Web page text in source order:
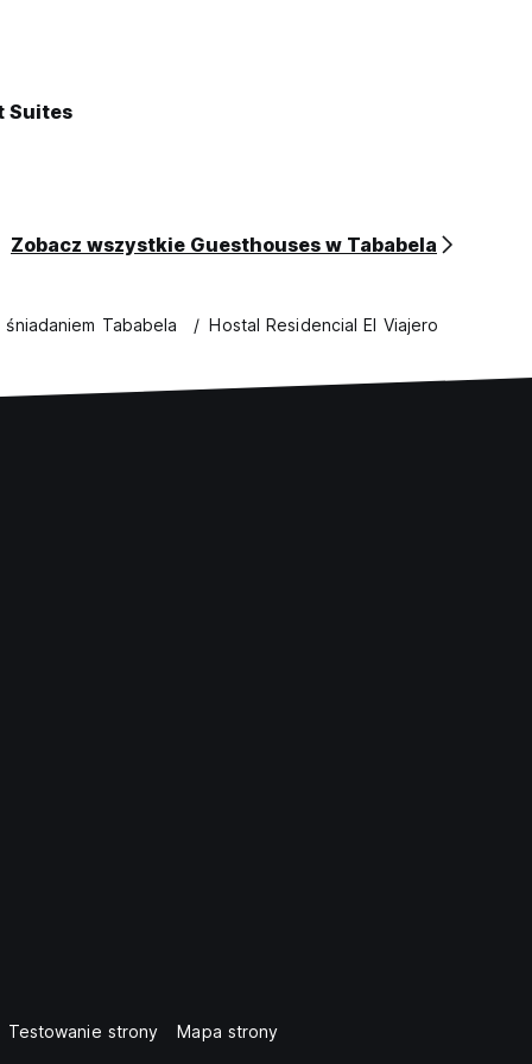
Suites
Zobacz wszystkie Guesthouses w Tababela
Tababela Hostal Residencial El Viajero
Testowanie strony Mapa strony